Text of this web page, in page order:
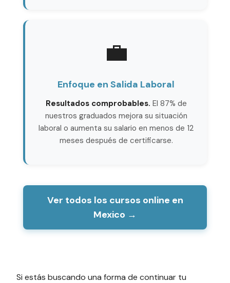
💼
Enfoque en Salida Laboral
Resultados comprobables. El 87% de
nuestros graduados mejora su situación
laboral o aumenta su salario en menos de 12
meses después de certificarse.
Ver todos los cursos online en
Mexico →
Si estás buscando una forma de continuar tu